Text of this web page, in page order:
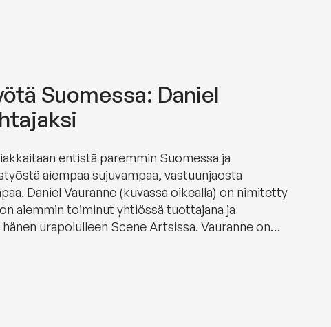
Suomessa: Daniel
entistä paremmin Suomessa ja
aiempaa sujuvampaa, vastuunjaosta
Daniel Vauranne (kuvassa oikealla) on nimitetty
aiemmin toiminut yhtiössä tuottajana ja
urapolulleen Scene Artsissa. Vauranne on…